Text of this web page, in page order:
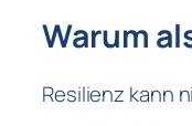
Warum
Resilienz kann